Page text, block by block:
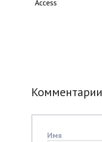
Access
Комментарии
Имя